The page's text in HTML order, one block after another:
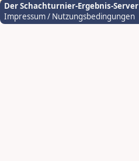
Der Schachturnier-Ergebnis-Server
Impressum / Nutzungsbedingungen